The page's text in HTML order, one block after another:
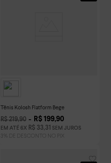
Tênis Kolosh Flatform Bege
R$ 219,90 R$ 199,90
EM ATÉ 6X R$ 33,31 SEM JUROS